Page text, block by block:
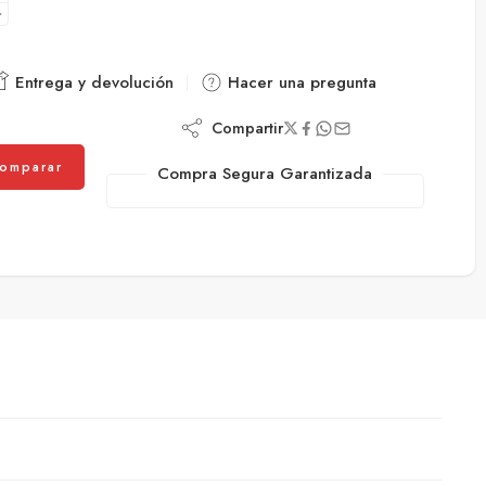
Entrega y devolución Hacer una pregunta
Compartir
Compra Segura Garantizada